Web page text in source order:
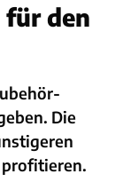
den
Die
profitieren.